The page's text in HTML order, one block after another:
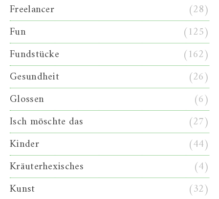
Freelancer
(28)
Fun
(125)
Fundstücke
(162)
Gesundheit
(26)
Glossen
(6)
Isch möschte das
(27)
Kinder
(44)
Kräuterhexisches
(4)
Kunst
(32)